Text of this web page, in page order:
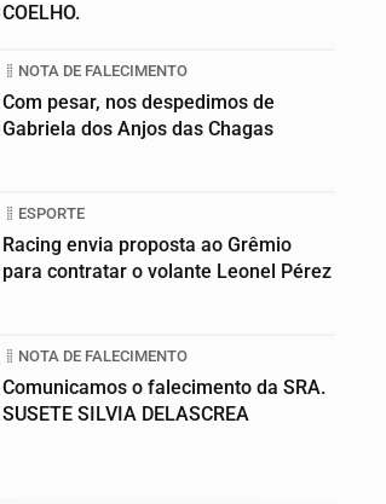
COELHO.
NOTA DE FALECIMENTO
Com pesar, nos despedimos de
Gabriela dos Anjos das Chagas
ESPORTE
Racing envia proposta ao Grêmio
para contratar o volante Leonel Pérez
NOTA DE FALECIMENTO
Comunicamos o falecimento da SRA.
SUSETE SILVIA DELASCREA